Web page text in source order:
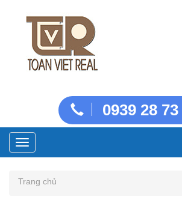
0939 28
Toggle
navigation
Trang chủ